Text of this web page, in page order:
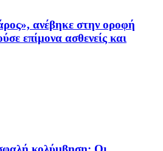
ανέβηκε στην οροφή
επίμονα ασθενείς και